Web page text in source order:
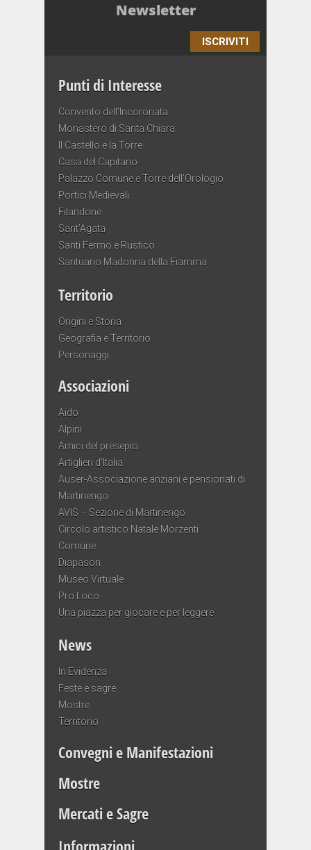
Newsletter
ISCRIVITI
Punti di Interesse
Convento dell’Incoronata
Monastero di Santa Chiara
Il Castello e la Torre
Casa del Capitano
Palazzo Comune e Torre dell’Orologio
Portici Medievali
Filandone
Sant’Agata
Santi Fermo e Rustico
Santuario Madonna della Fiamma
Territorio
Origini e Storia
Geografia e Territorio
Personaggi
Associazioni
Aido
Alpini
Amici del presepio
Artiglieri d’Italia
Auser-Associazione anziani e pensionati di
Martinengo
AVIS – Sezione di Martinengo
Circolo artistico Natale Morzenti
Comune
Diapason
Museo Virtuale
Pro Loco
Una piazza per giocare e per leggere
News
In Evidenza
Feste e sagre
Mostre
Territorio
Convegni e Manifestazioni
Mostre
Mercati e Sagre
Informazioni